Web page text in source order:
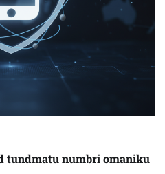
tundmatu numbri omaniku